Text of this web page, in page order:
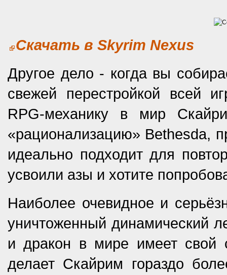
Скачать в Skyrim Nexus
Другое дело - когда вы
свежей перестройкой всей
RPG-механику в мир
«рационализацию» Bethesda,
идеально подходит для
усвоили азы и хотите
Наиболее очевидное и
уничтоженный динамический
и дракон в мире имеет свой
делает Скайрим гораздо